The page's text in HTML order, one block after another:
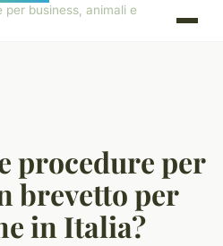
per business, animali e
procedure per
brevetto per
in Italia?